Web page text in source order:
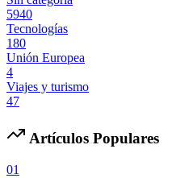
5940
Tecnologías
180
Unión Europea
4
Viajes y turismo
47
Artículos Populares
01